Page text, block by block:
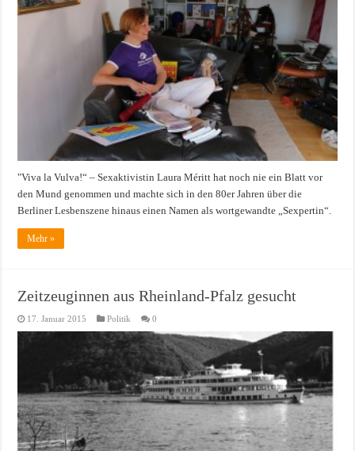
"Viva la Vulva!“ – Sexaktivistin Laura Méritt hat noch nie ein Blatt vor
den Mund genommen und machte sich in den 80er Jahren über die
Berliner Lesbenszene hinaus einen Namen als wortgewandte „Sexpertin“.
Mehr »
Zeitzeuginnen aus Rheinland-Pfalz gesucht
17. Januar 2015 Politik 0